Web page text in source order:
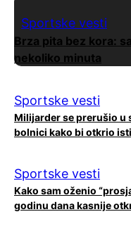
Sportske vesti
Brza pita bez kora:
nekoliko minuta
Sportske vesti
Milijarder se prerušio u
bolnici kako bi otkrio
Sportske vesti
Kako sam oženio
godinu dana kasnije